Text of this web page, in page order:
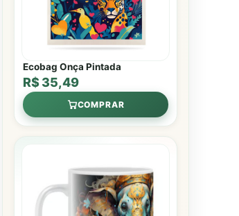
Ecobag Onça Pintada
R$ 35,49
COMPRAR